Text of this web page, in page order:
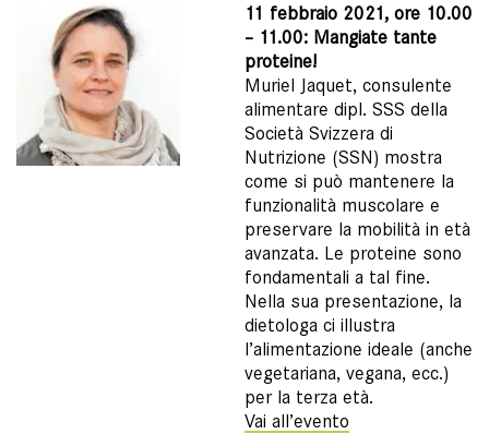
11 febbraio 2021, ore 10.00
– 11.00: Mangiate tante
proteine!
Muriel Jaquet, consulente
alimentare dipl. SSS della
Società Svizzera di
Nutrizione (SSN) mostra
come si può mantenere la
funzionalità muscolare e
preservare la mobilità in età
avanzata. Le proteine sono
fondamentali a tal fine.
Nella sua presentazione, la
dietologa ci illustra
l’alimentazione ideale (anche
vegetariana, vegana, ecc.)
per la terza età.
Vai all’evento